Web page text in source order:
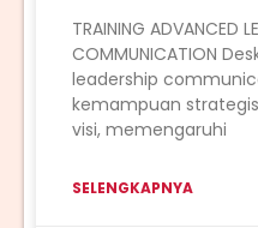
TRAINING ADVANCED
COMMUNICATION
leadership
kemampuan
visi, memengaruhi
SELENGKAPNYA